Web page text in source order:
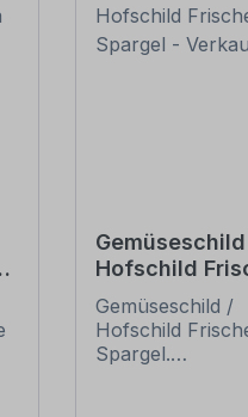
Hofschild
Spargel -
Gemüseschild /
Hofschild
Spargel.